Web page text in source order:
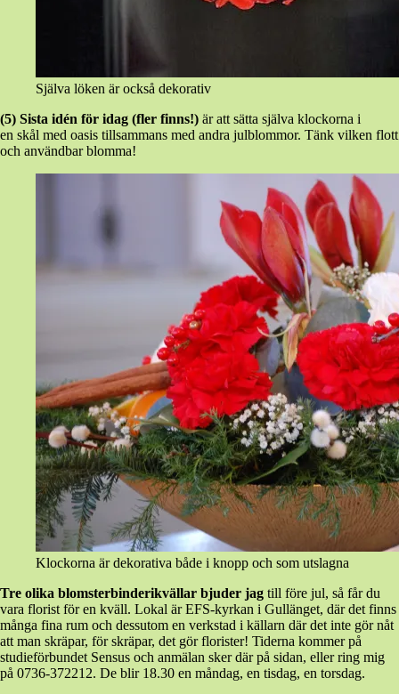
Själva löken är också dekorativ
(5) Sista idén för idag (fler finns!) är att sätta själva klockorna i
en skål med oasis tillsammans med andra julblommor. Tänk vilken flott
och användbar blomma!
Klockorna är dekorativa både i knopp och som utslagna
Tre olika blomsterbinderikvällar bjuder jag till före jul, så får du
vara florist för en kväll. Lokal är EFS-kyrkan i Gullänget, där det finns
många fina rum och dessutom en verkstad i källarn där det inte gör nåt
att man skräpar, för skräpar, det gör florister! Tiderna kommer på
studieförbundet Sensus och anmälan sker där på sidan, eller ring mig
på 0736-372212. De blir 18.30 en måndag, en tisdag, en torsdag.